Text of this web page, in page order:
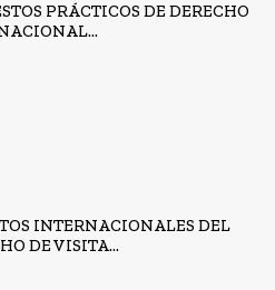
PRÁCTICOS DE DERECHO
INTERNACIONALES DEL
DE VISITA...